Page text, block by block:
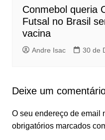
Conmebol queria
Futsal no Brasil
vacina
Andre Isac 30 de
Deixe um
O seu endereço de email
obrigatórios marcados